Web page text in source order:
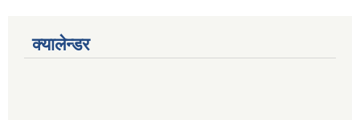
क्यालेन्डर